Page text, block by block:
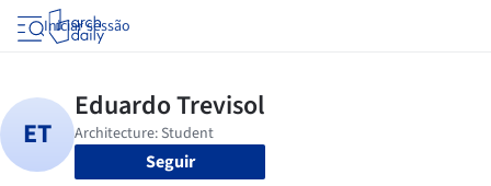
Iniciar sessão
Seguir